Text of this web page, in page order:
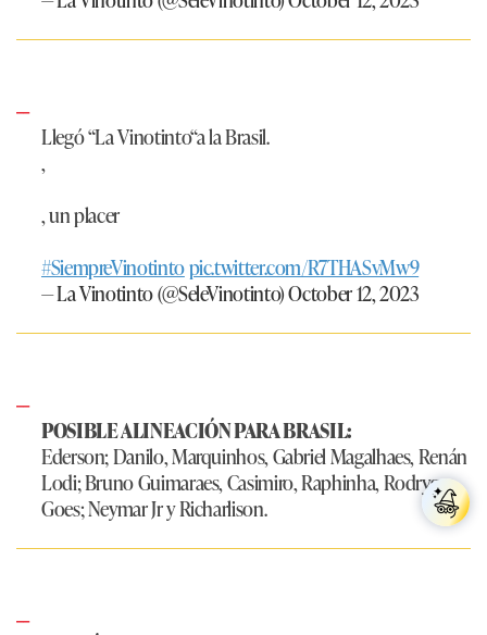
Llegó “La Vinotinto“a la Brasil.
,
, un placer
#SiempreVinotintopic.twitter.com/R7THASvMw9
— La Vinotinto (@SeleVinotinto)October 12, 2023
POSIBLE ALINEACIÓN PARA BRASIL:
Ederson; Danilo, Marquinhos, Gabriel Magalhaes, Renán
Lodi; Bruno Guimaraes, Casimiro, Raphinha, Rodrygo
Goes; Neymar Jr y Richarlison.